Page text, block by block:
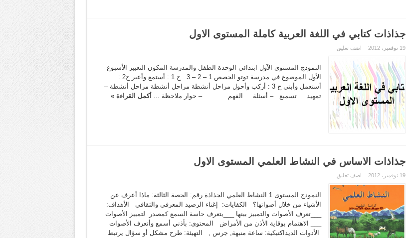
جذاذات كتابي في اللغة العربية كاملة المستوى الاول
19 نوفمبر، 2012 اضف تعليق
النموذج المستوى الآول ابتدائي الوحدة الطفل والمدرسة المكون التعبير الأسبوع
الأول الموضوع في مدرسة توتو الحصص 1 – 2 – 3 ح 1 : أستمع وأعبر ح2 :
أستعمل وأبني ح 3 : أركب وأحول مراحل أنشطة مراحل أنشطة مراحل أنشطة –
تمهيد تسميع – أسئلة الفهم – حوار ملاحظة ... أكمل القراءة »
جذاذات الاساس في النشاط العلمي المستوى الاول
19 نوفمبر، 2012 اضف تعليق
النموذج المستوى 1 النشاط العلمي الجذاذة رقم: الحصة الثالثة: ماذا أعرف عن
الأشياء من خلال أصواتها؟ الكفايات: إغناء الرصيد المعرفي والثقافي الأهداف:
___تعرف الأصوات والتمييز بينها ___يتعرف حاسة السمع كمصدر لتمييز الأصوات
___ الاهتمام بوقاية الأذن من الأمراض المحتوى: بأذني أسمع وأتعرف الأصوات
الأدوات الديداكتيكية: ساعة منبهة, جرس , التهيئة: طرح مشكل أو سؤال يرتبط